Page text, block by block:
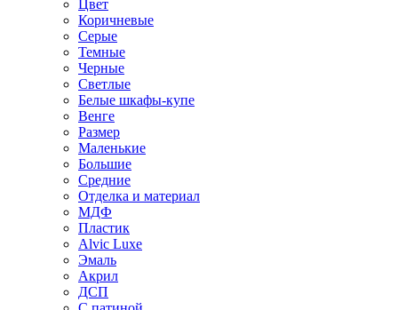
Цвет
Коричневые
Серые
Темные
Черные
Светлые
Белые шкафы-купе
Венге
Размер
Маленькие
Большие
Средние
Отделка и материал
МДФ
Пластик
Alvic Luxe
Эмаль
Акрил
ДСП